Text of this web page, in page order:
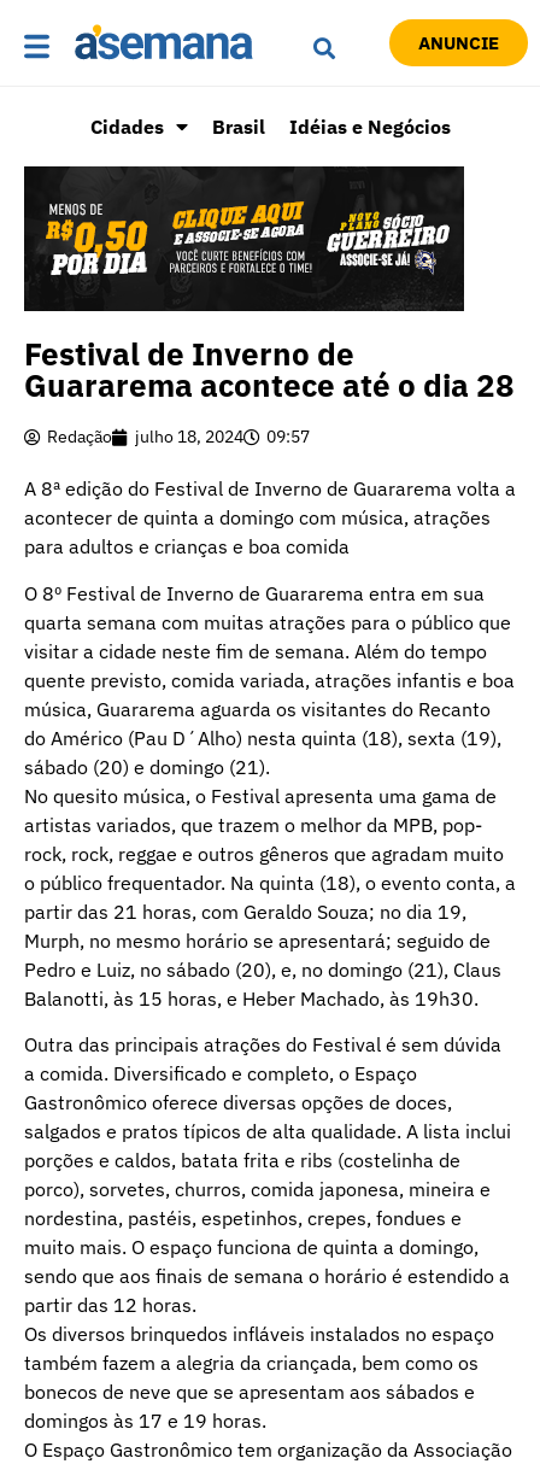
ANUNCIE
Cidades Brasil Idéias e Negócios
Festival de Inverno de
Guararema acontece até o dia 28
Redação julho 18, 2024 09:57
A 8ª edição do Festival de Inverno de Guararema volta a
acontecer de quinta a domingo com música, atrações
para adultos e crianças e boa comida
O 8º Festival de Inverno de Guararema entra em sua
quarta semana com muitas atrações para o público que
visitar a cidade neste fim de semana. Além do tempo
quente previsto, comida variada, atrações infantis e boa
música, Guararema aguarda os visitantes do Recanto
do Américo (Pau D´Alho) nesta quinta (18), sexta (19),
sábado (20) e domingo (21).
No quesito música, o Festival apresenta uma gama de
artistas variados, que trazem o melhor da MPB, pop-
rock, rock, reggae e outros gêneros que agradam muito
o público frequentador. Na quinta (18), o evento conta, a
partir das 21 horas, com Geraldo Souza; no dia 19,
Murph, no mesmo horário se apresentará; seguido de
Pedro e Luiz, no sábado (20), e, no domingo (21), Claus
Balanotti, às 15 horas, e Heber Machado, às 19h30.
Outra das principais atrações do Festival é sem dúvida
a comida. Diversificado e completo, o Espaço
Gastronômico oferece diversas opções de doces,
salgados e pratos típicos de alta qualidade. A lista inclui
porções e caldos, batata frita e ribs (costelinha de
porco), sorvetes, churros, comida japonesa, mineira e
nordestina, pastéis, espetinhos, crepes, fondues e
muito mais. O espaço funciona de quinta a domingo,
sendo que aos finais de semana o horário é estendido a
partir das 12 horas.
Os diversos brinquedos infláveis instalados no espaço
também fazem a alegria da criançada, bem como os
bonecos de neve que se apresentam aos sábados e
domingos às 17 e 19 horas.
O Espaço Gastronômico tem organização da Associação